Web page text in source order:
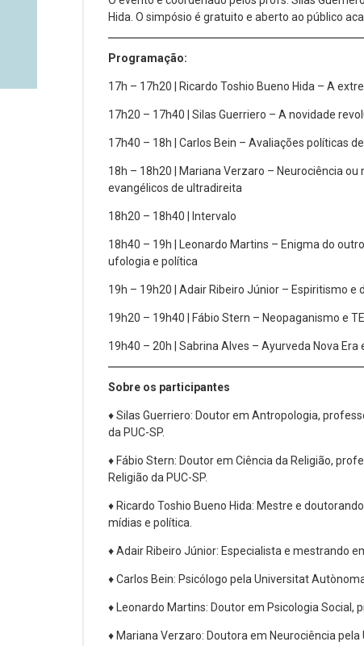
Hida. O simpósio é gratuito e aberto ao público
Programação:
17h – 17h20 | Ricardo Toshio Bueno Hida – A
17h20 – 17h40 | Silas Guerriero – A novidade
17h40 – 18h | Carlos Bein – Avaliações políticas
18h – 18h20 | Mariana Verzaro – Neurociência
evangélicos de ultradireita
18h20 – 18h40 | Intervalo
18h40 – 19h | Leonardo Martins – Enigma do
ufologia e política
19h – 19h20 | Adair Ribeiro Júnior – Espiritismo e
19h20 – 19h40 | Fábio Stern – Neopaganismo e
19h40 – 20h | Sabrina Alves – Ayurveda Nova
Sobre os participantes
♦ Silas Guerriero: Doutor em Antropologia,
da PUC-SP.
♦ Fábio Stern: Doutor em Ciência da Religião,
Religião da PUC-SP.
♦ Ricardo Toshio Bueno Hida: Mestre e
mídias e política.
♦ Adair Ribeiro Júnior: Especialista e mestrando
♦ Carlos Bein: Psicólogo pela Universitat
♦ Leonardo Martins: Doutor em Psicologia Social,
♦ Mariana Verzaro: Doutora em Neurociência